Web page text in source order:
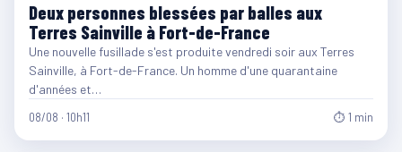
Deux personnes blessées par balles aux
Terres Sainville à Fort-de-France
Une nouvelle fusillade s'est produite vendredi soir aux Terres
Sainville, à Fort-de-France. Un homme d'une quarantaine
d'années et…
08/08 · 10h11 ⏱ 1 min